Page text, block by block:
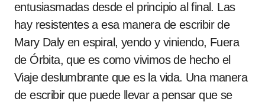
entusiasmadas desde el principio al final. Las
hay resistentes a esa manera de escribir de
Mary Daly en espiral, yendo y viniendo, Fuera
de Órbita, que es como vivimos de hecho el
Viaje deslumbrante que es la vida. Una manera
de escribir que puede llevar a pensar que se